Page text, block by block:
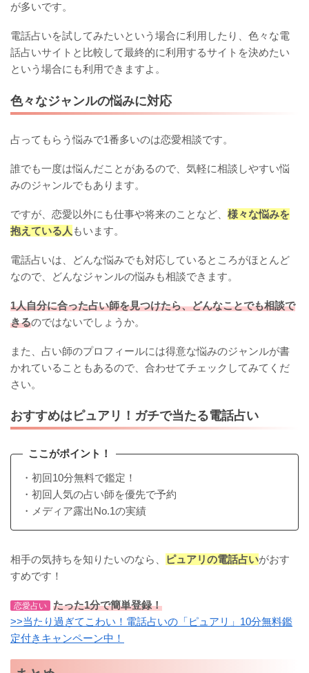
が多いです。
電話占いを試してみたいという場合に利用したり、色々な電
話占いサイトと比較して最終的に利用するサイトを決めたい
という場合にも利用できますよ。
色々なジャンルの悩みに対応
占ってもらう悩みで1番多いのは恋愛相談です。
誰でも一度は悩んだことがあるので、気軽に相談しやすい悩
みのジャンルでもあります。
ですが、恋愛以外にも仕事や将来のことなど、 様々な悩みを
抱えている人 もいます。
電話占いは、どんな悩みでも対応しているところがほとんど
なので、どんなジャンルの悩みも相談できます。
1人自分に合った占い師を見つけたら、どんなことでも相談で
きるのではないでしょうか。
また、占い師のプロフィールには得意な悩みのジャンルが書
かれていることもあるので、合わせてチェックしてみてくだ
さい。
おすすめはピュアリ！ガチで当たる電話占い
ここがポイント！
・初回10分無料で鑑定！
・初回人気の占い師を優先で予約
・メディア露出No.1の実績
相手の気持ちを知りたいのなら、 ピュアリの電話占いがおす
すめです！
恋愛占い
たった1分で簡単登録！
>>当たり過ぎてこわい！電話占いの「ピュアリ」10分無料鑑
定付きキャンペーン中！